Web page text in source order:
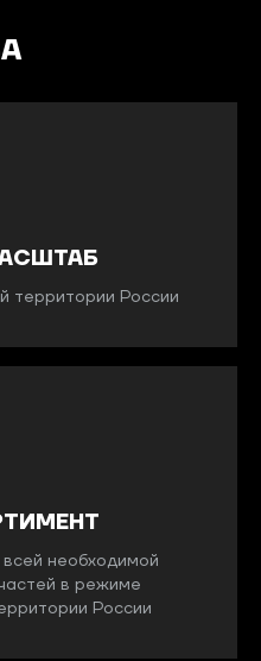
территории России
необходимой
в режиме
России